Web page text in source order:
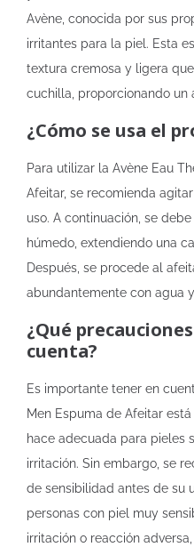
Avène, conocida por sus
irritantes para la piel. Esta
textura cremosa y ligera
cuchilla, proporcionando un
¿Cómo se usa el
Para utilizar la Avène Eau
Afeitar, se recomienda
uso. A continuación, se
húmedo, extendiendo una
Después, se procede al
abundantemente con agua
¿Qué
cuenta?
Es importante tener en
Men Espuma de Afeitar
hace adecuada para pieles
irritación. Sin embargo, se
de sensibilidad antes de su
personas con piel muy
irritación o reacción